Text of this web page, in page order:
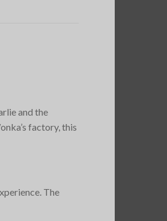
and the
factory, this
The